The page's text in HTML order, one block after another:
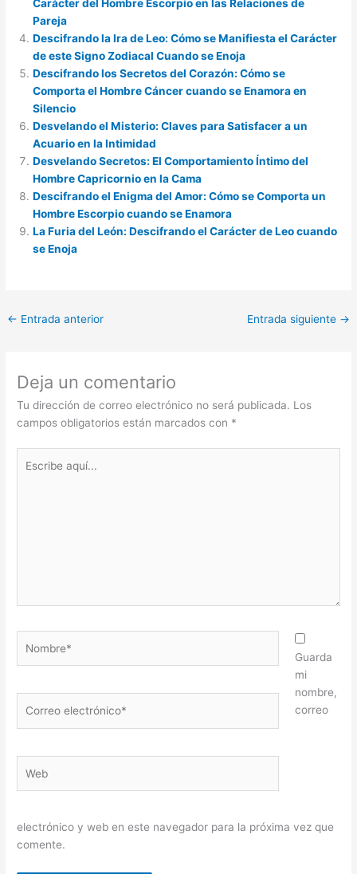
Carácter del Hombre Escorpio en las Relaciones de
Pareja
Descifrando la Ira de Leo: Cómo se Manifiesta el Carácter
de este Signo Zodiacal Cuando se Enoja
Descifrando los Secretos del Corazón: Cómo se
Comporta el Hombre Cáncer cuando se Enamora en
Silencio
Desvelando el Misterio: Claves para Satisfacer a un
Acuario en la Intimidad
Desvelando Secretos: El Comportamiento Íntimo del
Hombre Capricornio en la Cama
Descifrando el Enigma del Amor: Cómo se Comporta un
Hombre Escorpio cuando se Enamora
La Furia del León: Descifrando el Carácter de Leo cuando
se Enoja
← Entrada anterior Entrada siguiente →
Deja un comentario
Tu dirección de correo electrónico no será publicada. Los
campos obligatorios están marcados con *
aquí...
electrónico*
Guarda
mi
nombre,
correo
electrónico y web en este navegador para la próxima vez que
comente.